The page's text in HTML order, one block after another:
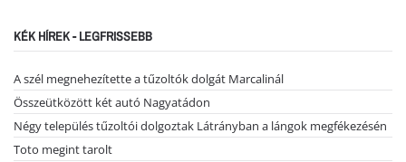
KÉK HÍREK - LEGFRISSEBB
A szél megnehezítette a tűzoltók dolgát Marcalinál
Összeütközött két autó Nagyatádon
Négy település tűzoltói dolgoztak Látrányban a lángok megfékezésén
Toto megint tarolt